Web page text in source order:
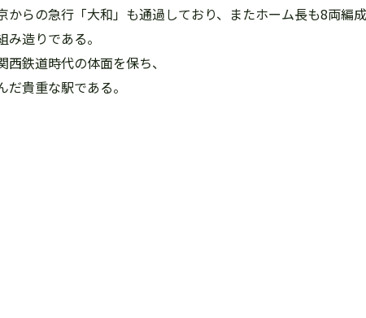
らの急行「大和」も通過しており、またホーム長も8両編
造りである。
鉄道時代の体面を保ち、
貴重な駅である。